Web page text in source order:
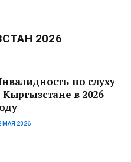
2026
по слуху
Кыргызстане в 2026
МАЯ 2026